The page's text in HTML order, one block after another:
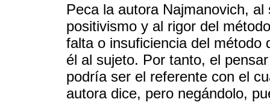
Peca la autora Najmanovich,
positivismo y al rigor del
falta o insuficiencia del método
él al sujeto. Por tanto, el
podría ser el referente con el
autora dice, pero negándolo,